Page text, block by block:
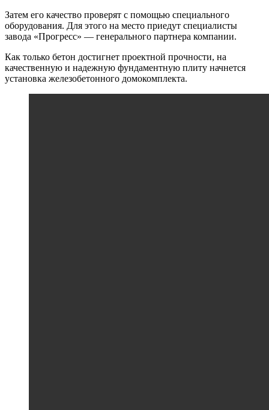
Затем его качество проверят с помощью специального
оборудования. Для этого на место приедут специалисты
завода «Прогресс» — генерального партнера компании.
Как только бетон достигнет проектной прочности, на
качественную и надежную фундаментную плиту начнется
установка железобетонного домокомплекта.